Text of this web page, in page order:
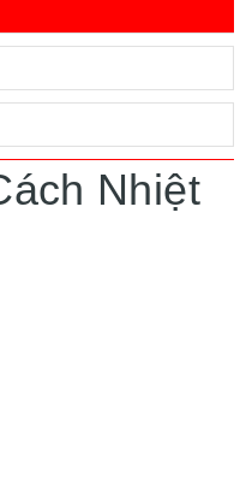
Nhiệt